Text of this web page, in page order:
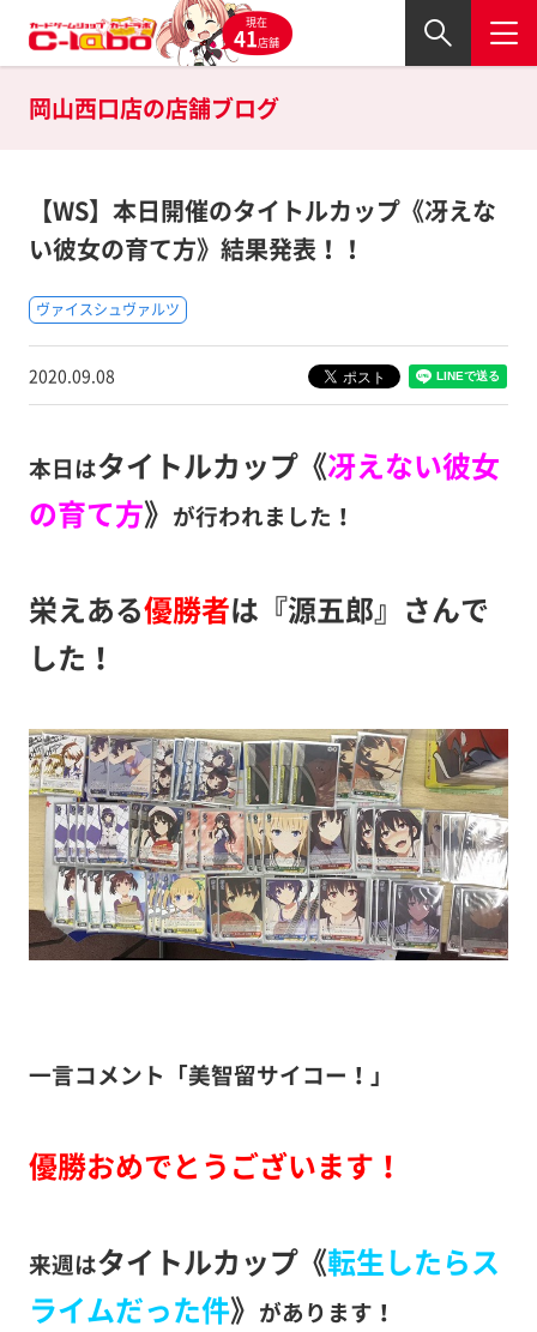
現在
41店舗
岡山西口店の店舗ブログ
【WS】本日開催のタイトルカップ《冴えな
い彼女の育て方》結果発表！！
ヴァイスシュヴァルツ
2020.09.08
本日はタイトルカップ《冴えない彼女
の育て方》 が行われました！
栄えある優勝者は『源五郎』さんで
した！
一言コメント「美智留サイコー！」
優勝おめでとうございます！
来週はタイトルカップ《転生したらス
ライムだった件》 があります！